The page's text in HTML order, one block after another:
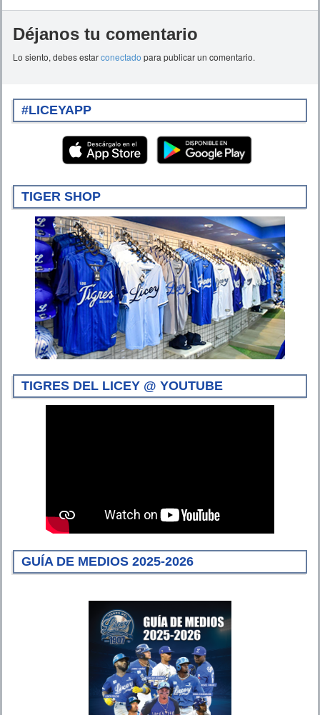
Déjanos tu comentario
Lo siento, debes estarconectado para publicar un comentario.
#LICEYAPP
TIGER SHOP
TIGRES DEL LICEY @ YOUTUBE
GUÍA DE MEDIOS 2025-2026